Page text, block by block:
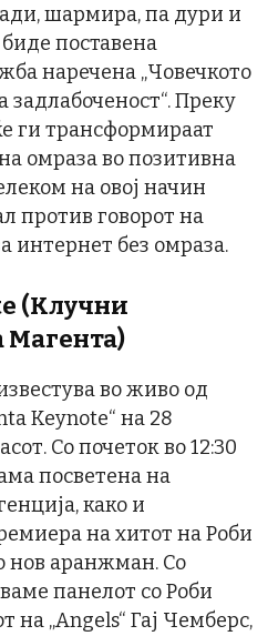
шармира, па дури и
биде поставена
наречена „Човечкото
задлабоченост“. Преку
ги трансформираат
омраза во позитивна
на овој начин
против говорот на
интернет без омраза.
(Клучни
во живо од
Keynote“ на 28
Со почеток во 12:30
посветена на
како и
на хитот на Роби
нов аранжман. Со
панелот со Роби
на „Angels“ Гај Чемберс,